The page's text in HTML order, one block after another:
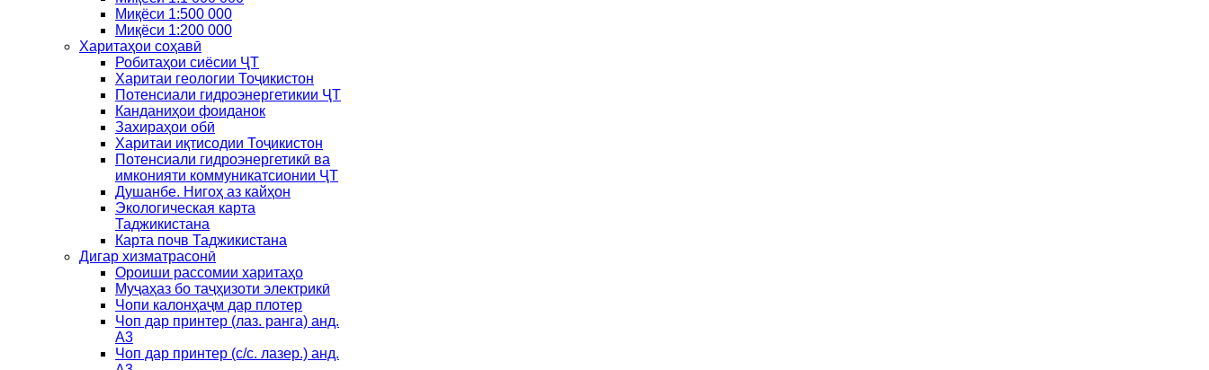
Миқёси 1:500 000
Миқёси 1:200 000
Харитаҳои соҳавӣ
Робитаҳои сиёсии ҶТ
Харитаи геологии Тоҷикистон
Потенсиали гидроэнергетикии ҶТ
Канданиҳои фоиданок
Захираҳои обӣ
Харитаи иқтисодии Тоҷикистон
Потенсиали гидроэнергетикӣ ва
имконияти коммуникатсионии ҶТ
Душанбе. Нигоҳ аз кайҳон
Экологическая карта
Таджикистана
Карта почв Таджикистана
Дигар хизматрасонӣ
Ороиши рассомии харитаҳо
Муҷаҳаз бо таҷҳизоти электрикӣ
Чопи калонҳаҷм дар плотер
Чоп дар принтер (лаз. ранга) анд.
А3
Чоп дар принтер (с/с. лазер.) анд.